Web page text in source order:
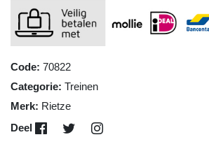
Code: 70822
Categorie: Treinen
Merk: Rietze
Deel